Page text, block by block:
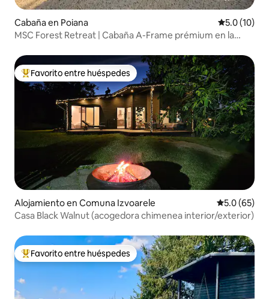
Cabaña en Poiana Calificación
5.0 (10)
MSC Forest Retreat | Cabaña A-Frame prémium en la
Favorito entre huéspedes preferido
Favorito entre huéspedes
Alojamiento en Comuna Izvoarele Calificación
5.0 (65)
Casa Black Walnut (acogedora chimenea interior/exterior)
Favorito entre huéspedes preferido
Favorito entre huéspedes